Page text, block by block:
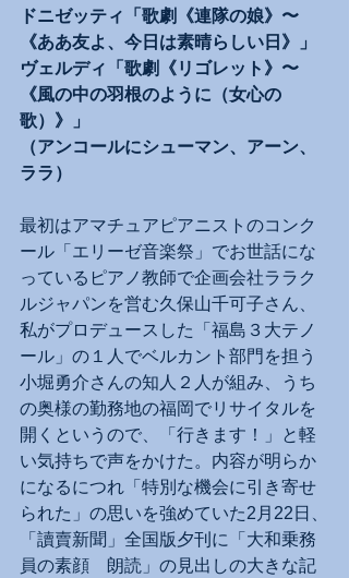
ドニゼッティ「歌劇《連隊の娘》〜
《ああ友よ、今日は素晴らしい日》」
ヴェルディ「歌劇《リゴレット》〜
《風の中の羽根のように（女心の
歌）》」
（アンコールにシューマン、アーン、
ララ）
最初はアマチュアピアニストのコンク
ール「エリーゼ音楽祭」でお世話にな
っているピアノ教師で企画会社ララク
ルジャパンを営む久保山千可子さん、
私がプロデュースした「福島３大テノ
ール」の１人でベルカント部門を担う
小堀勇介さんの知人２人が組み、うち
の奥様の勤務地の福岡でリサイタルを
開くというので、「行きます！」と軽
い気持ちで声をかけた。内容が明らか
になるにつれ「特別な機会に引き寄せ
られた」の思いを強めていた2月22日、
「讀賣新聞」全国版夕刊に「大和乗務
員の素顔　朗読」の見出しの大きな記